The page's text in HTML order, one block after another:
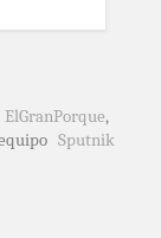
,
Sputnik